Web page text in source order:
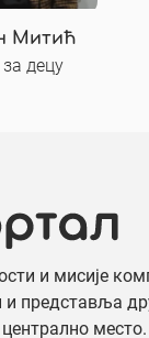
Митић
децу
и мисије
и представља
место.